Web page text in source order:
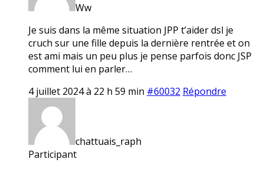
Ww
Je suis dans la même situation JPP t’aider dsl je
cruch sur une fille depuis la dernière rentrée et on
est ami mais un peu plus je pense parfois donc JSP
comment lui en parler…
4 juillet 2024 à 22 h 59 min #60032 Répondre
chattuais_raph
Participant